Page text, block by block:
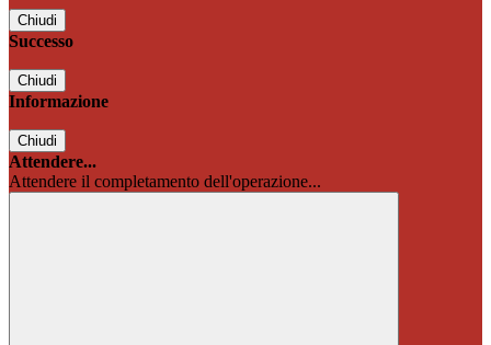
Chiudi
Successo
Chiudi
Informazione
Chiudi
Attendere...
Attendere il completamento dell'operazione...